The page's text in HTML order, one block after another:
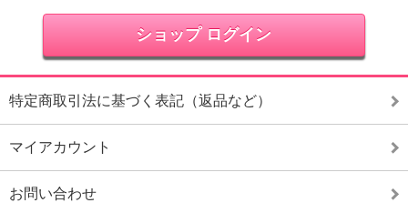
ショップ ログイン
特定商取引法に基づく表記（返品など）
マイアカウント
お問い合わせ